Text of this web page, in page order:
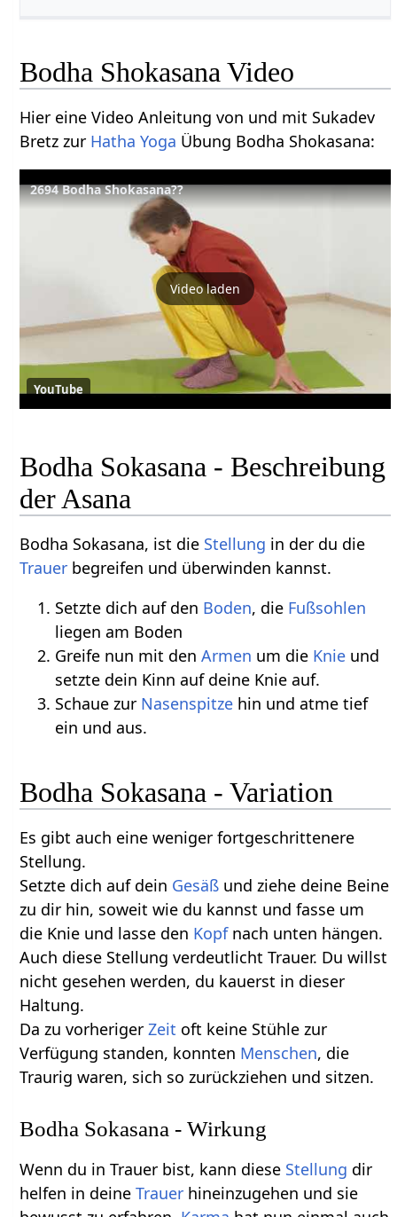
Bodha Shokasana Video
Hier eine Video Anleitung von und mit Sukadev
Bretz zur Hatha Yoga Übung Bodha Shokasana:
2694 Bodha Shokasana??
Video laden
YouTube
Bodha Sokasana - Beschreibung
der Asana
Bodha Sokasana, ist die Stellung in der du die
Trauer begreifen und überwinden kannst.
Setzte dich auf den Boden, die Fußsohlen
liegen am Boden
Greife nun mit denArmen um die Knie und
setzte dein Kinn auf deine Knie auf.
Schaue zur Nasenspitze hin und atme tief
ein und aus.
Bodha Sokasana - Variation
Es gibt auch eine weniger fortgeschrittenere
Stellung.
Setzte dich auf dein Gesäß und ziehe deine Beine
zu dir hin, soweit wie du kannst und fasse um
die Knie und lasse den Kopfnach unten hängen.
Auch diese Stellung verdeutlicht Trauer. Du willst
nicht gesehen werden, du kauerst in dieser
Haltung.
Da zu vorherigerZeit oft keine Stühle zur
Verfügung standen, konnten Menschen, die
Traurig waren, sich so zurückziehen und sitzen.
Bodha Sokasana - Wirkung
Wenn du in Trauer bist, kann diese Stellung dir
helfen in deineTrauer hineinzugehen und sie